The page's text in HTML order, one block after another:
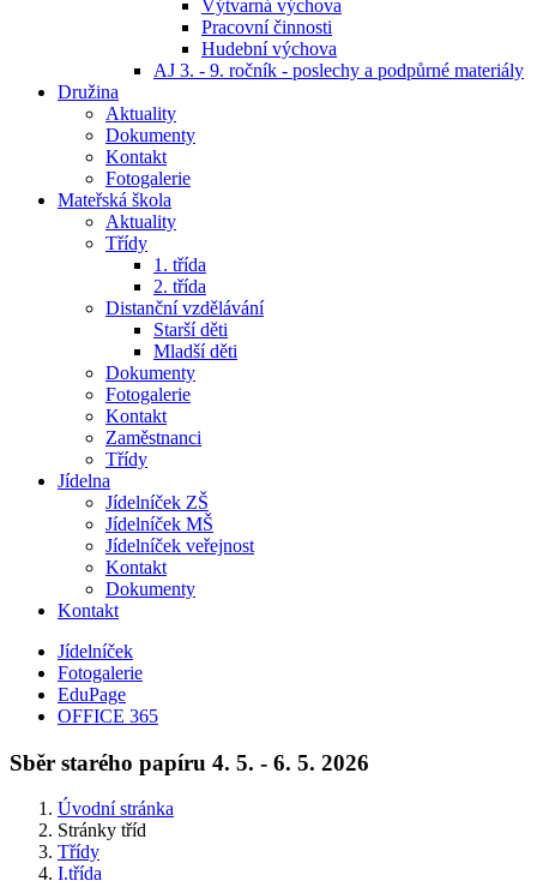
Výtvarná výchova
Pracovní činnosti
Hudební výchova
AJ 3. - 9. ročník - poslechy a podpůrné materiály
Družina
Aktuality
Dokumenty
Kontakt
Fotogalerie
Mateřská škola
Aktuality
Třídy
1. třída
2. třída
Distanční vzdělávání
Starší děti
Mladší děti
Dokumenty
Fotogalerie
Kontakt
Zaměstnanci
Třídy
Jídelna
Jídelníček ZŠ
Jídelníček MŠ
Jídelníček veřejnost
Kontakt
Dokumenty
Kontakt
Jídelníček
Fotogalerie
EduPage
OFFICE 365
Sběr starého papíru 4. 5. - 6. 5. 2026
Úvodní stránka
Stránky tříd
Třídy
I.třída